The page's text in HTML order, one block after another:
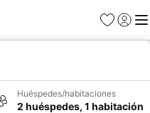
Favoritos
Iniciar
Huéspedes/habitaciones
2 huéspedes, 1 habitación